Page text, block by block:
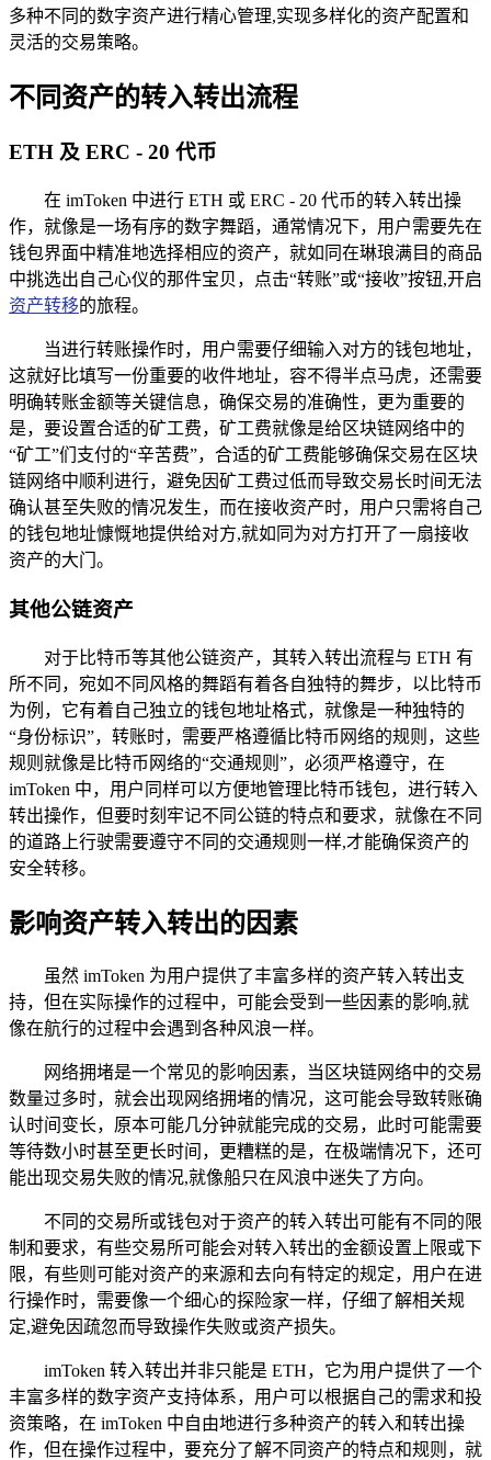
多种不同的数字资产进行精心管理,实现多样化的资产配置和
灵活的交易策略。
不同资产的转入转出流程
ETH 及 ERC - 20 代币
在 imToken 中进行 ETH 或 ERC - 20 代币的转入转出操
作，就像是一场有序的数字舞蹈，通常情况下，用户需要先在
钱包界面中精准地选择相应的资产，就如同在琳琅满目的商品
中挑选出自己心仪的那件宝贝，点击“转账”或“接收”按钮,开启
资产转移的旅程。
当进行转账操作时，用户需要仔细输入对方的钱包地址，
这就好比填写一份重要的收件地址，容不得半点马虎，还需要
明确转账金额等关键信息，确保交易的准确性，更为重要的
是，要设置合适的矿工费，矿工费就像是给区块链网络中的
“矿工”们支付的“辛苦费”，合适的矿工费能够确保交易在区块
链网络中顺利进行，避免因矿工费过低而导致交易长时间无法
确认甚至失败的情况发生，而在接收资产时，用户只需将自己
的钱包地址慷慨地提供给对方,就如同为对方打开了一扇接收
资产的大门。
其他公链资产
对于比特币等其他公链资产，其转入转出流程与 ETH 有
所不同，宛如不同风格的舞蹈有着各自独特的舞步，以比特币
为例，它有着自己独立的钱包地址格式，就像是一种独特的
“身份标识”，转账时，需要严格遵循比特币网络的规则，这些
规则就像是比特币网络的“交通规则”，必须严格遵守，在
imToken 中，用户同样可以方便地管理比特币钱包，进行转入
转出操作，但要时刻牢记不同公链的特点和要求，就像在不同
的道路上行驶需要遵守不同的交通规则一样,才能确保资产的
安全转移。
影响资产转入转出的因素
虽然 imToken 为用户提供了丰富多样的资产转入转出支
持，但在实际操作的过程中，可能会受到一些因素的影响,就
像在航行的过程中会遇到各种风浪一样。
网络拥堵是一个常见的影响因素，当区块链网络中的交易
数量过多时，就会出现网络拥堵的情况，这可能会导致转账确
认时间变长，原本可能几分钟就能完成的交易，此时可能需要
等待数小时甚至更长时间，更糟糕的是，在极端情况下，还可
能出现交易失败的情况,就像船只在风浪中迷失了方向。
不同的交易所或钱包对于资产的转入转出可能有不同的限
制和要求，有些交易所可能会对转入转出的金额设置上限或下
限，有些则可能对资产的来源和去向有特定的规定，用户在进
行操作时，需要像一个细心的探险家一样，仔细了解相关规
定,避免因疏忽而导致操作失败或资产损失。
imToken 转入转出并非只能是 ETH，它为用户提供了一个
丰富多样的数字资产支持体系，用户可以根据自己的需求和投
资策略，在 imToken 中自由地进行多种资产的转入和转出操
作，但在操作过程中，要充分了解不同资产的特点和规则，就